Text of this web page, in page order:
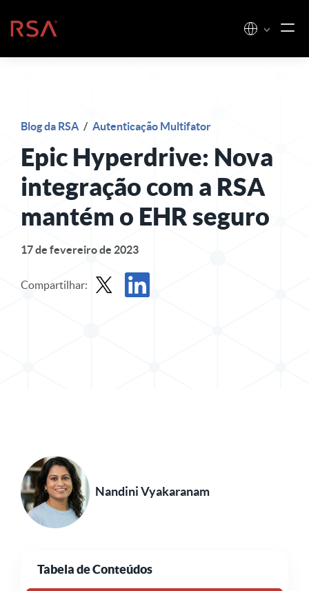
Início
Blog da RSA / Autenticação Multifator
Epic Hyperdrive: Nova
integração com a RSA
mantém o EHR seguro
17 de fevereiro de 2023
Compartilhar:
Nandini Vyakaranam
Tabela de Conteúdos